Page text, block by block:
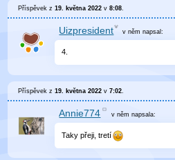
Příspěvek z19. května 2022 v8:08
Uizpresident v něm napsal:
4.
Příspěvek z19. května 2022 v7:02.
Annie774 v němnapsala:
Taky přeji, tretí